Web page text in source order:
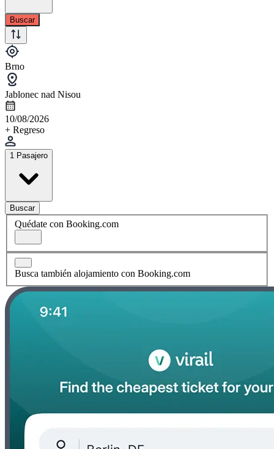
Buscar
Brno
Jablonec nad Nisou
10/08/2026
+ Regreso
1 Pasajero
Buscar
Quédate con Booking.com
Busca también alojamiento con Booking.com